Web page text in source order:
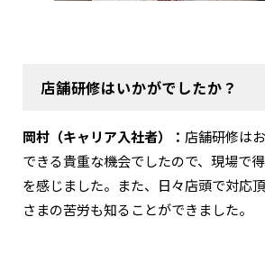
店舗研修はいかがでしたか？
岡村（キャリア入社者）： 店舗研修は
できる貴重な機会でしたので、現場で
を感じました。また、日々店頭で対応
さまの苦労も知ることができました。